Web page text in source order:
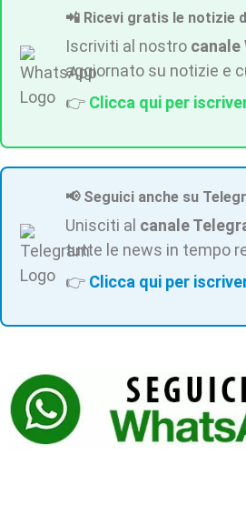
📲 Ricevi gratis le notizie
Iscriviti al nostro canale
aggiornato su notizie e
👉 Clicca qui per
📢 Seguici anche su
Unisciti al canale
tutte le news in tempo
👉 Clicca qui per